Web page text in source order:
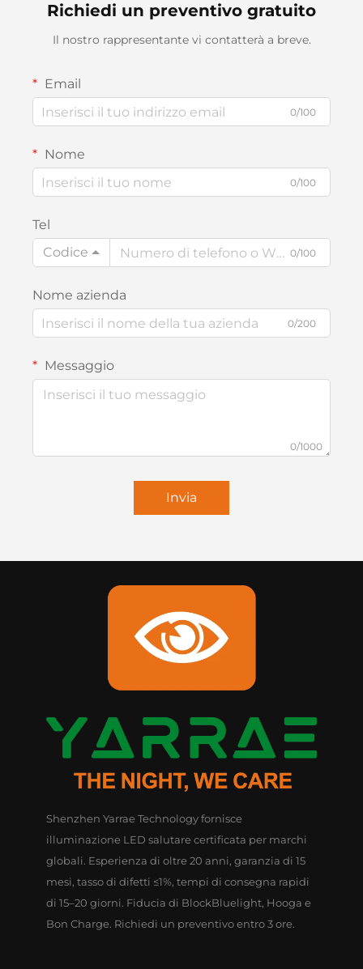
Richiedi un preventivo gratuito
Il nostro rappresentante vi contatterà a breve.
Email
0/100
Nome
0/100
Tel
Codice
0/100
Nome azienda
0/200
Messaggio
0/1000
Invia
Shenzhen Yarrae Technology fornisce
illuminazione LED salutare certificata per marchi
globali. Esperienza di oltre 20 anni, garanzia di 15
mesi, tasso di difetti ≤1%, tempi di consegna rapidi
di 15–20 giorni. Fiducia di BlockBluelight, Hooga e
Bon Charge. Richiedi un preventivo entro 3 ore.